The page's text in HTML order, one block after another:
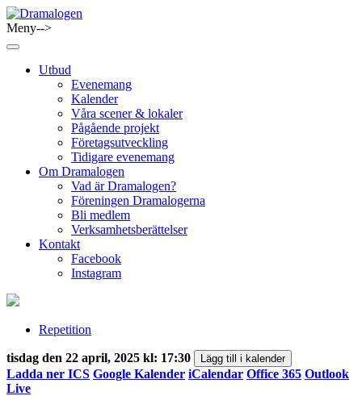
Skip
to
content
Meny-->
Utbud
Evenemang
Kalender
Våra scener & lokaler
Pågående projekt
Företagsutveckling
Tidigare evenemang
Om Dramalogen
Vad är Dramalogen?
Föreningen Dramalogerna
Bli medlem
Verksamhetsberättelser
Kontakt
Facebook
Instagram
Repetition
tisdag den 22 april, 2025 kl: 17:30 Lägg till i kalender
Ladda ner ICS Google Kalender iCalendar Office 365 Outlook
Live